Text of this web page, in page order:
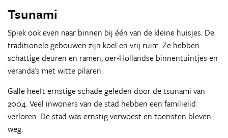
Tsunami
Spiek ook even naar binnen bij één van de kleine huisjes. De
traditionele gebouwen zijn koel en vrij ruim. Ze hebben
schattige deuren en ramen, oer-Hollandse binnentuintjes en
veranda's met witte pilaren.
Galle heeft ernstige schade geleden door de tsunami van
2004. Veel inwoners van de stad hebben een familielid
verloren. De stad was ernstig verwoest en toeristen bleven
weg.